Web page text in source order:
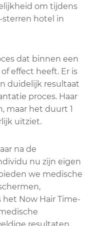
om tijdens
sterren hotel in
dat binnen een
effect heeft. Er is
duidelijk resultaat
proces. Haar
maar het duurt 1
uitziet.
na de
nu zijn eigen
we medische
Now Hair Time-